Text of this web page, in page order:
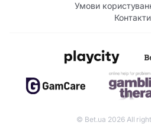
Умови
Контакти
© Bet.ua 2026 All